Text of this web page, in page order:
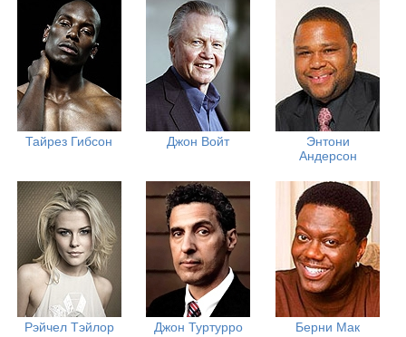
Тайрез Гибсон Джон Войт
Энтони
Андерсон
Рэйчел Тэйлор Джон Туртурро Берни Мак